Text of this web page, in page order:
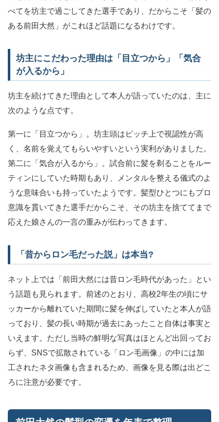
べてを坊主で過ごしてきた選手であり、だからこそ「髪の
ある前田大然」がこれほど話題になるわけです。
坊主にこだわった理由は「目立つから」「気合
が入るから」
坊主を続けてきた理由として本人が語っていたのは、主に
次のような点です。
第一に「目立つから」。坊主頭はピッチ上で視認性が高
く、名前を覚えてもらいやすいという実利がありました。
第二に「気合が入るから」。試合前に髪を剃ることをルー
ティンにしていた時期もあり、メンタルを整える儀式のよ
うな意味合いも持っていたようです。髪型ひとつにもプロ
意識を貫いてきた選手だからこそ、その坊主を捨ててまで
応えた娘さんの一言の重みが伝わってきます。
「昔からロン毛だった説」は本当?
ネット上では「前田大然には昔ロン毛時代があった」とい
う話題も見られます。前述のとおり、高校2年生の頃にサ
ッカーから離れていた期間に髪を伸ばしていたと本人が語
っており、髪の長い時期が過去にあったこと自体は事実と
いえます。ただし当時の鮮明な写真はほとんど出回ってお
らず、SNSで拡散されている「ロン毛画像」の中には加
工されたネタ画像も含まれるため、画像を見る際は出どこ
ろに注意が必要です。